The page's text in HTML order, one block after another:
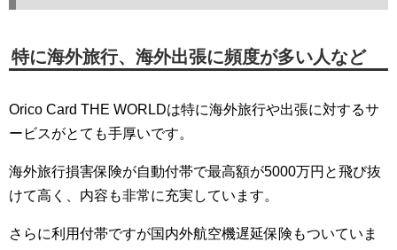
特に海外旅行、海外出張に頻度が多い人など
Orico Card THE WORLDは特に海外旅行や出張に対するサ
ービスがとても手厚いです。
海外旅行損害保険が自動付帯で最高額が5000万円と飛び抜
けて高く、内容も非常に充実しています。
さらに利用付帯ですが国内外航空機遅延保険もついていま